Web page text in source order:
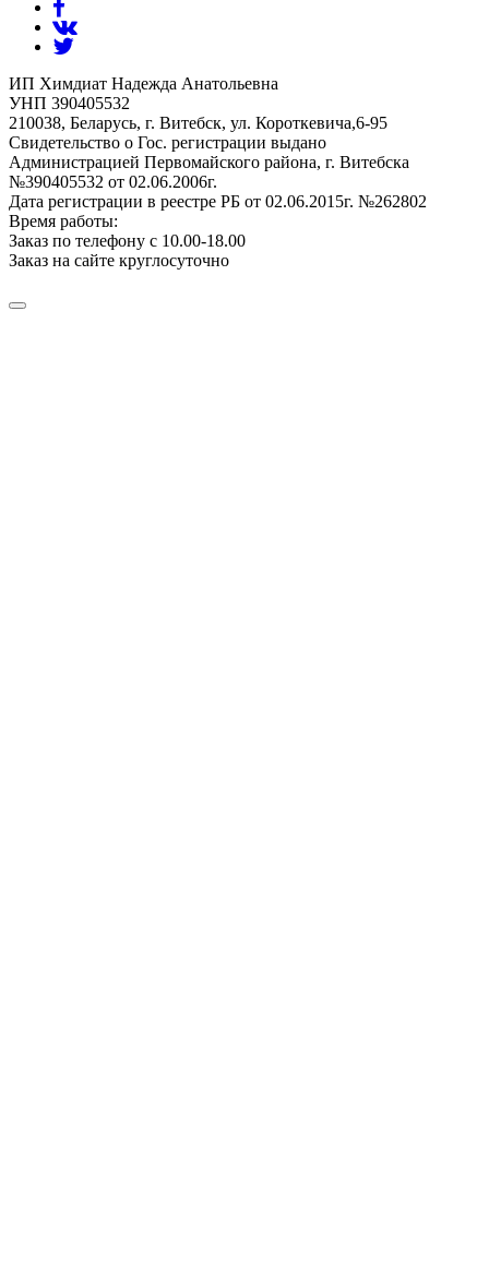
ИП Химдиат Надежда Анатольевна
УНП 390405532
210038, Беларусь, г. Витебск, ул. Короткевича,6-95
Свидетельство о Гос. регистрации выдано
Администрацией Первомайского района, г. Витебска
№390405532 от 02.06.2006г.
Дата регистрации в реестре РБ от 02.06.2015г. №262802
Время работы:
Заказ по телефону с 10.00-18.00
Заказ на сайте круглосуточно